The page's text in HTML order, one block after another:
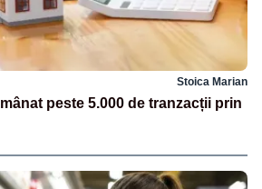
Stoica Marian
peste 5.000 de tranzacții prin